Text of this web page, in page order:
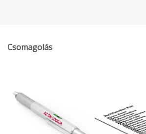
Csomagolás